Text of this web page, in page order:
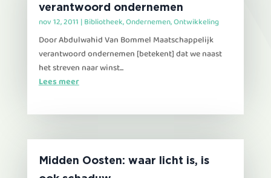
verantwoord ondernemen
nov 12, 2011 |Bibliotheek,Ondernemen,Ontwikkeling
Door Abdulwahid Van Bommel Maatschappelijk
verantwoord ondernemen [betekent] dat we naast
het streven naar winst...
Lees meer
Midden Oosten: waar licht is, is